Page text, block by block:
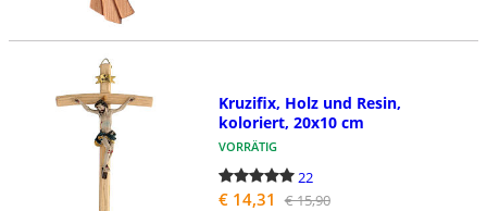
Kruzifix, Holz und Resin,
koloriert, 20x10 cm
VORRÄTIG
22
€ 14,31 € 15,90